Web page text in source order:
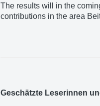
The results will in the
contributions in the area
Geschätzte Leserinnen